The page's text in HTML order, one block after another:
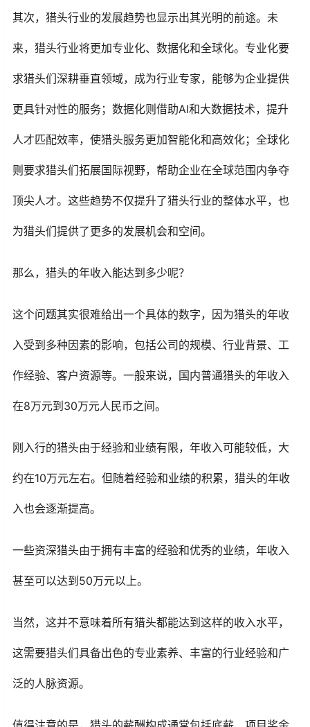
其次，猎头行业的发展趋势也显示出其光明的前途。未
来，猎头行业将更加专业化、数据化和全球化。专业化要
求猎头们深耕垂直领域，成为行业专家，能够为企业提供
更具针对性的服务；数据化则借助AI和大数据技术，提升
人才匹配效率，使猎头服务更加智能化和高效化；全球化
则要求猎头们拓展国际视野，帮助企业在全球范围内争夺
顶尖人才。这些趋势不仅提升了猎头行业的整体水平，也
为猎头们提供了更多的发展机会和空间。
那么，猎头的年收入能达到多少呢？
这个问题其实很难给出一个具体的数字，因为猎头的年收
入受到多种因素的影响，包括公司的规模、行业背景、工
作经验、客户资源等。一般来说，国内普通猎头的年收入
在8万元到30万元人民币之间。
刚入行的猎头由于经验和业绩有限，年收入可能较低，大
约在10万元左右。但随着经验和业绩的积累，猎头的年收
入也会逐渐提高。
一些资深猎头由于拥有丰富的经验和优秀的业绩，年收入
甚至可以达到50万元以上。
当然，这并不意味着所有猎头都能达到这样的收入水平，
这需要猎头们具备出色的专业素养、丰富的行业经验和广
泛的人脉资源。